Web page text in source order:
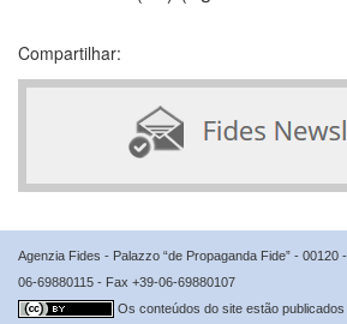
Compartilhar:
Agenzia Fides - Palazzo “de Propaganda Fide” - 00120
06-69880115 - Fax +39-06-69880107
Os conteúdos do site estão